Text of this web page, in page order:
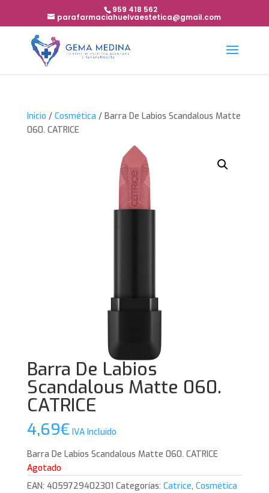
959 418 562
parafarmaciahuelvaestetica@gmail.com
Inicio / Cosmética / Barra De Labios Scandalous Matte
060. CATRICE
Barra De Labios
Scandalous Matte 060.
CATRICE
4,69€ IVA Incluido
Barra De Labios Scandalous Matte 060. CATRICE
Agotado
EAN: 4059729402301 Categorías: Catrice, Cosmética